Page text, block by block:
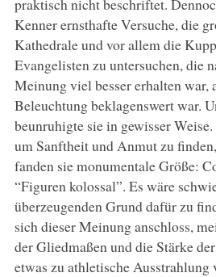
praktisch nicht beschriftet.
Kenner ernsthafte Versuche, die
Kathedrale und vor allem die
Evangelisten zu untersuchen, die
Meinung viel besser erhalten war,
Beleuchtung beklagenswert war.
beunruhigte sie in gewisser
um Sanftheit und Anmut zu
fanden sie monumentale Größe:
“Figuren kolossal”. Es wäre
überzeugenden Grund dafür zu
sich dieser Meinung anschloss,
der Gliedmaßen und die Stärke
etwas zu athletische Ausstrahlung